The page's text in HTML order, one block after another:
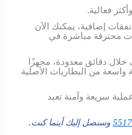
فعالية.
إضافية، يمكنك الآن
محترفة مباشرة في
دقائق معدودة، مجهزًا
واسعة من البطاريات الأصلية
سريعة وآمنة تعيد
وسنصل إليك أينما كنت.